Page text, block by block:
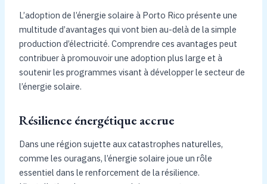
L’adoption de l’énergie solaire à Porto Rico présente une
multitude d’avantages qui vont bien au-delà de la simple
production d’électricité. Comprendre ces avantages peut
contribuer à promouvoir une adoption plus large et à
soutenir les programmes visant à développer le secteur de
l’énergie solaire.
Résilience énergétique accrue
Dans une région sujette aux catastrophes naturelles,
comme les ouragans, l’énergie solaire joue un rôle
essentiel dans le renforcement de la résilience.